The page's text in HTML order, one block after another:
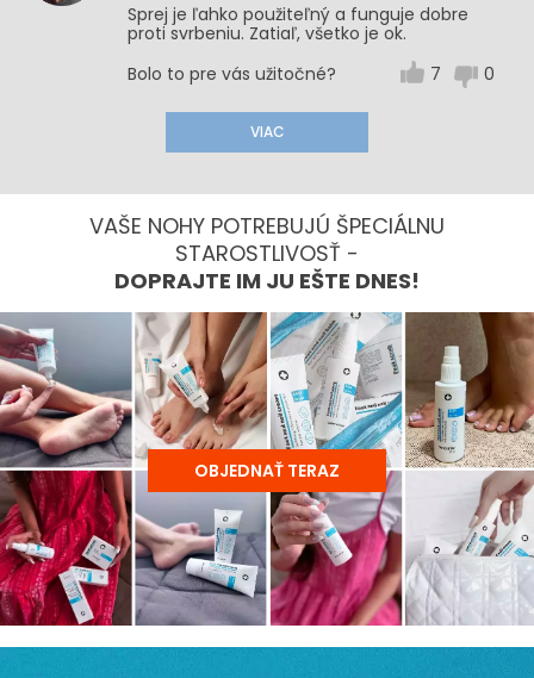
Sprej je ľahko použiteľný a funguje dobre
proti svrbeniu. Zatiaľ, všetko je ok.
Bolo to pre vás užitočné?
7 0
VIAC
VAŠE NOHY POTREBUJÚ ŠPECIÁLNU
STAROSTLIVOSŤ -
DOPRAJTE IM JU EŠTE DNES!
OBJEDNAŤ TERAZ